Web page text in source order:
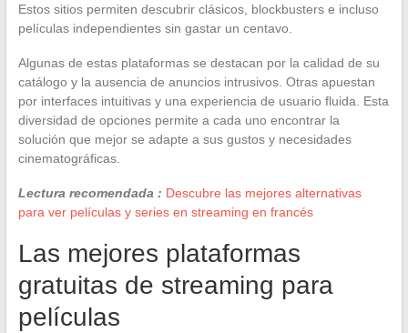
Estos sitios permiten descubrir clásicos, blockbusters e incluso
películas independientes sin gastar un centavo.
Algunas de estas plataformas se destacan por la calidad de su
catálogo y la ausencia de anuncios intrusivos. Otras apuestan
por interfaces intuitivas y una experiencia de usuario fluida. Esta
diversidad de opciones permite a cada uno encontrar la
solución que mejor se adapte a sus gustos y necesidades
cinematográficas.
Lectura recomendada : Descubre las mejores alternativas
para ver películas y series en streaming en francés
Las mejores plataformas
gratuitas de streaming para
películas